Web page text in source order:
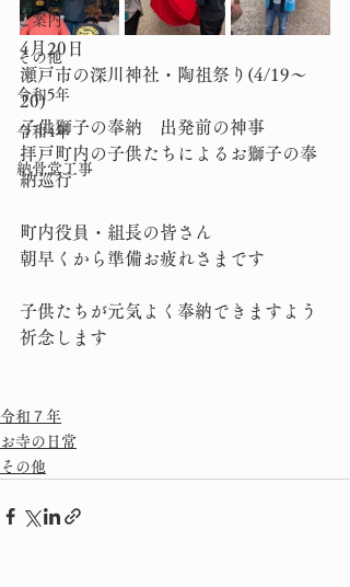
ご案内
その他
令和5年
令和4年
納骨堂工事
4月20日
瀬戸市の深川神社・陶祖祭り(4/19〜
20)
子供獅子の奉納　出発前の神事
拝戸町内の子供たちによるお獅子の奉
納巡行
町内役員・組長の皆さん
朝早くから準備お疲れさまです
子供たちが元気よく奉納できますよう
祈念します
令和７年
お寺の日常
その他